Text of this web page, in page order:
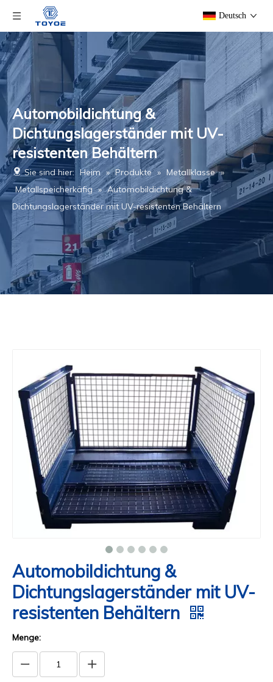
Deutsch
Automobildichtung &
Dichtungslagerständer mit UV-
resistenten Behältern
Sie sind hier: Heim » Produkte » Metallklasse »
Metallspeicherkäfig » Automobildichtung &
Dichtungslagerständer mit UV-resistenten Behältern
Automobildichtung &
Dichtungslagerständer mit UV-
resistenten Behältern
Menge: